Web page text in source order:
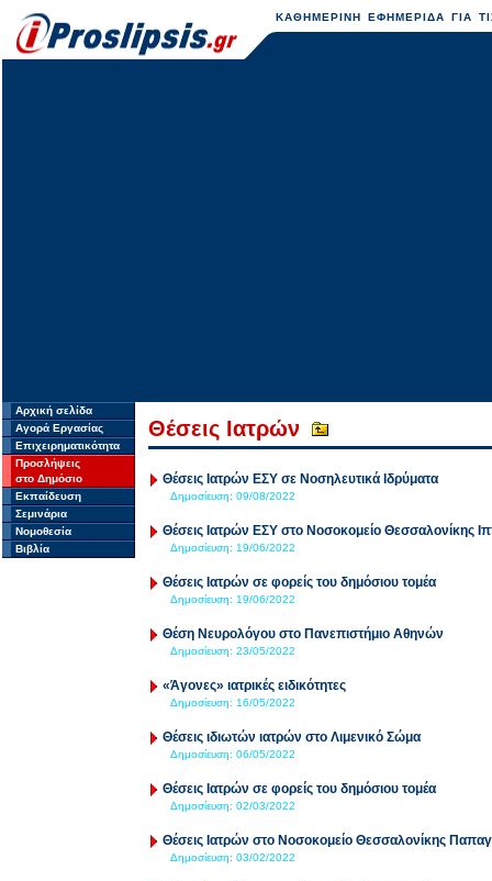
ΚΑΘΗΜΕΡΙΝΗ ΕΦΗΜΕΡΙΔΑ ΓΙΑ
Αρχική σελίδα
Αγορά Εργασίας
Επιχειρηματικότητα
Προσλήψεις
στο Δημόσιο
Εκπαίδευση
Σεμινάρια
Νομοθεσία
Βιβλία
Θέσεις Ιατρών
Θέσεις Ιατρών ΕΣΥ σε Νοσηλευτικά Ιδρύματα
Δημοσίευση: 09/08/2022
Θέσεις Ιατρών ΕΣΥ στο Νοσοκομείο Θεσσαλονίκης
Δημοσίευση: 19/06/2022
Θέσεις Ιατρών σε φορείς του δημόσιου τομέα
Δημοσίευση: 19/06/2022
Θέση Νευρολόγου στο Πανεπιστήμιο Αθηνών
Δημοσίευση: 23/05/2022
«Άγονες» ιατρικές ειδικότητες
Δημοσίευση: 16/05/2022
Θέσεις ιδιωτών ιατρών στο Λιμενικό Σώμα
Δημοσίευση: 06/05/2022
Θέσεις Ιατρών σε φορείς του δημόσιου τομέα
Δημοσίευση: 02/03/2022
Θέσεις Ιατρών στο Νοσοκομείο Θεσσαλονίκης
Δημοσίευση: 03/02/2022